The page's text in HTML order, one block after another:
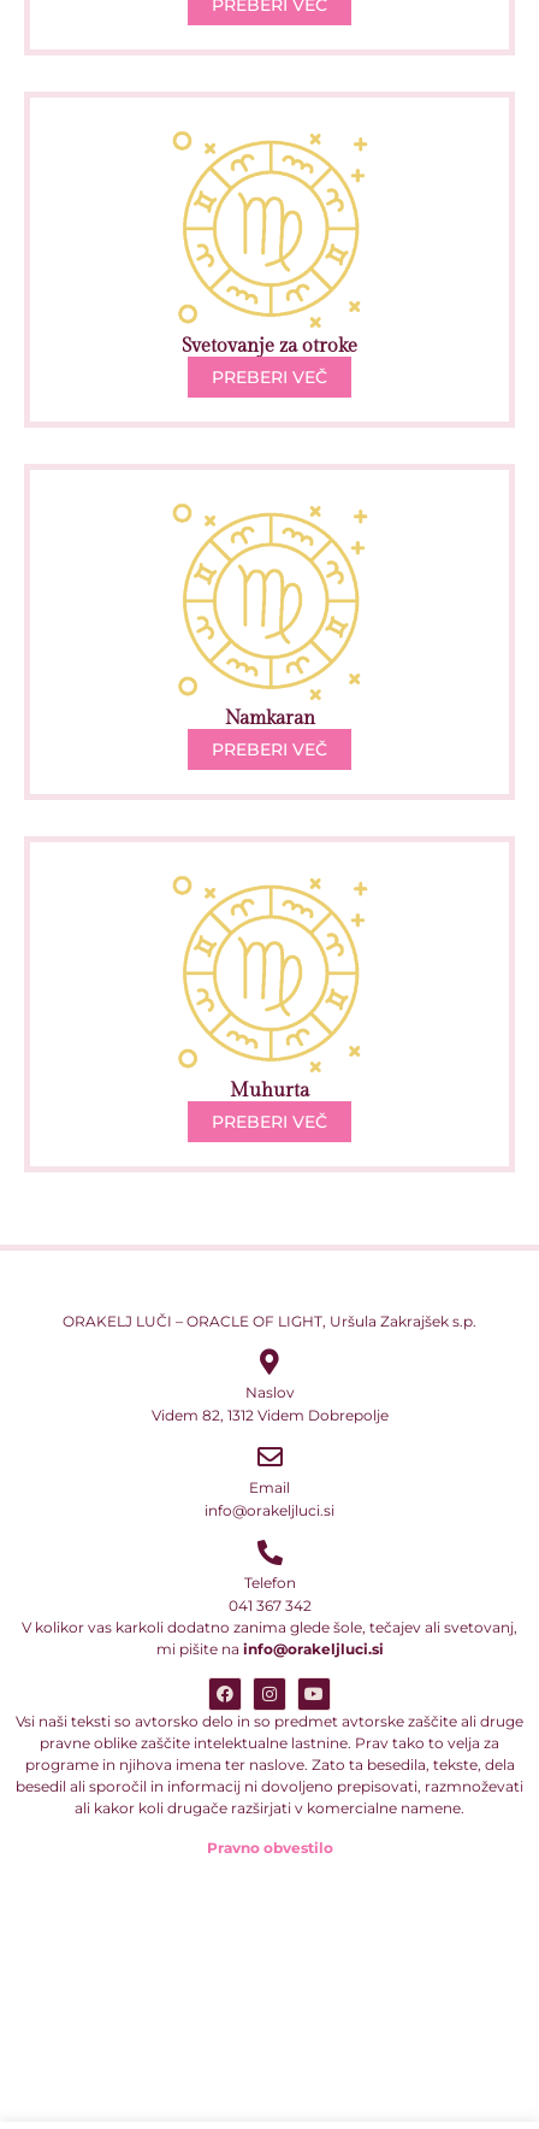
PREBERI VEČ
Svetovanje za otroke
PREBERI VEČ
Namkaran
PREBERI VEČ
Muhurta
PREBERI VEČ
ORAKELJ LUČI – ORACLE OF LIGHT, Uršula Zakrajšek s.p.
Naslov
Videm 82, 1312 Videm Dobrepolje
Email
info@orakeljluci.si
Telefon
041 367 342
V kolikor vas karkoli dodatno zanima glede šole, tečajev ali svetovanj,
mi pišite na info@orakeljluci.si
Vsi naši teksti so avtorsko delo in so predmet avtorske zaščite ali druge
pravne oblike zaščite intelektualne lastnine. Prav tako to velja za
programe in njihova imena ter naslove. Zato ta besedila, tekste, dela
besedil ali sporočil in informacij ni dovoljeno prepisovati, razmnoževati
ali kakor koli drugače razširjati v komercialne namene.
Pravno obvestilo